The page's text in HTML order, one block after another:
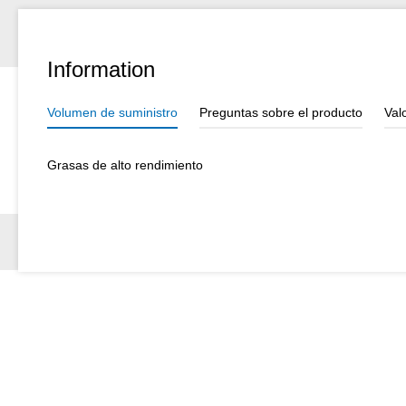
Information
Volumen de suministro Preguntas sobre el producto
Grasas de alto rendimiento